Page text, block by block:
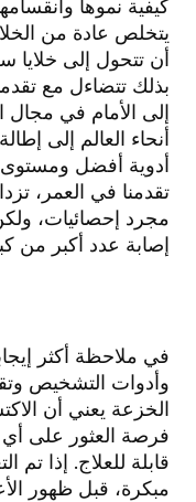
كيفية نموها
يتخلص عادة من
أن تتحول إلى خلايا
بذلك تتضاءل مع
إلى الأمام في مجال
أنحاء العالم إلى
أدوية أفضل
تقدمنا في العمر،
مجرد إحصائيات،
إصابة عدد أكبر من
في ملاحظة أكثر
وأدوات التشخيص
الخزعة يعني أن
فرصة العثور على أي
قابلة للعلاج. إذا
مبكرة، قبل ظهور